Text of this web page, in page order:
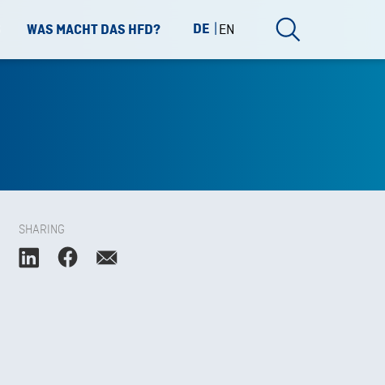
WAS MACHT DAS HFD? DE EN
SHARING